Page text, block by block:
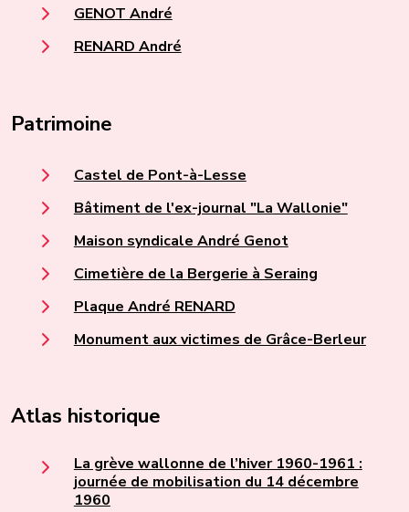
GENOT André
RENARD André
Patrimoine
Castel de Pont-à-Lesse
Bâtiment de l'ex-journal "La Wallonie"
Maison syndicale André Genot
Cimetière de la Bergerie à Seraing
Plaque André RENARD
Monument aux victimes de Grâce-Berleur
Atlas historique
La grève wallonne de l’hiver 1960-1961 :
journée de mobilisation du 14 décembre
1960